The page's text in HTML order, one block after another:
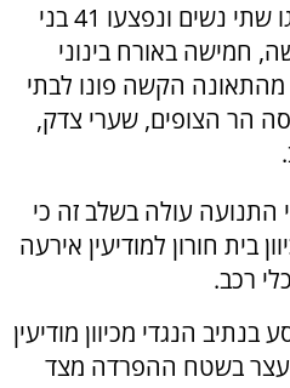
כזכור, בתאונה הקשה נהרגו שתי נשים ונפצעו 41 בני
חמישה באורח בינוני
הקשה פונו לבתי
הר הצופים, שערי צדק,
התנועה עולה בשלב זה כי
בית חורון למודיעין אירעה
רכב.
הנגדי מכיוון מודיעין
עצר בשטח ההפרדה מצד